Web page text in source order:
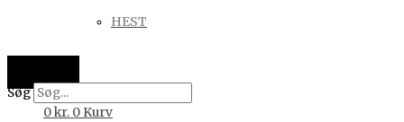
HEST
Søg
0kr. 0 Kurv